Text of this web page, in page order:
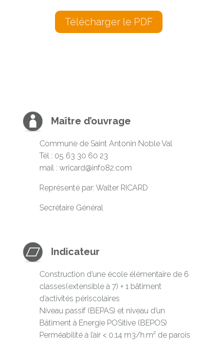
Télécharger le PDF
Maître d’ouvrage
Commune de Saint Antonin Noble Val
Tél : 05 63 30 60 23
mail : wricard@info82.com
Représenté par: Walter RICARD
Secrétaire Général
Indicateur
Construction d’une école élémentaire de 6
classes(extensible à 7) + 1 bâtiment
d’activités périscolaires
Niveau passif (BEPAS) et niveau d’un
Bâtiment à Energie POSitive (BEPOS)
Perméabilité à l’air < 0,14 m3/h.m² de parois